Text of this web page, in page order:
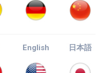
English 日本語